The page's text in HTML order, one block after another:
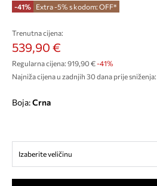
-41% Extra -5% s kodom: OFF*
Trenutna cijena:
539,90 €
Regularna cijena: 919,90 €-41%
Najniža cijena u zadnjih 30 dana prije sniženja:
Boja: crna
Izaberite veličinu